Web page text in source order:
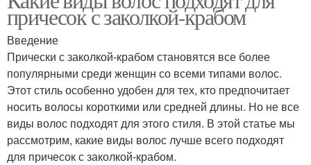
причесок с заколкой-крабом
Введение
Прически с заколкой-крабом становятся все более
популярными среди женщин со всеми типами волос.
Этот стиль особенно удобен для тех, кто предпочитает
носить волосы короткими или средней длины. Но не все
виды волос подходят для этого стиля. В этой статье мы
рассмотрим, какие виды волос лучше всего подходят
для причесок с заколкой-крабом.